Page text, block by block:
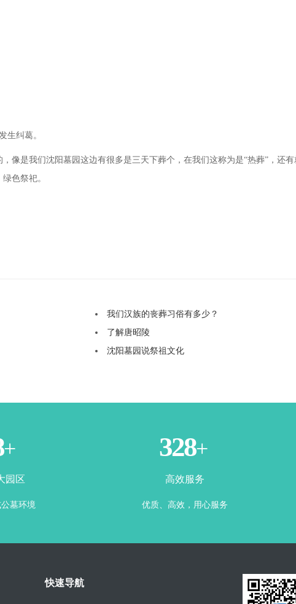
生纠葛。
像是我们沈阳墓园这边有很多是三天下葬个，在我们这称为是“热葬”，还
色祭祀。
我们汉族的丧葬习俗有多少？
了解唐昭陵
沈阳墓园说祭祖文化
+
园区
墓环境
365+
高效服务
优质、高效，用心服务
快速导航